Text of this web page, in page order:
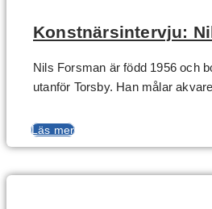
Konstnärsintervju:
Nils Forsman är född 1956 och
utanför Torsby. Han målar
Läs mer